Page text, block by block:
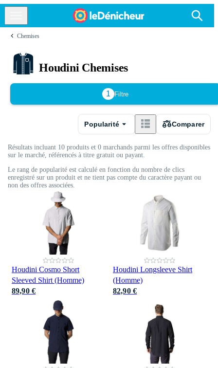
Chemises
Houdini Chemises
1 Filtre
Popularité Comparer
Résultats incluant 10 produits et 0 marchands parmi les offres disponibles
sur le marché, référencés à titre gratuit ou payant.
Le rang de popularité est calculé en fonction du nombre de clics
enregistré sur un produit et ne tient pas compte du caractère payant ou
non des offres associées.
Houdini Cosmo Short
Sleeved Shirt (Homme)
89,90 €
Houdini Longsleeve Shirt
(Homme)
82,90 €